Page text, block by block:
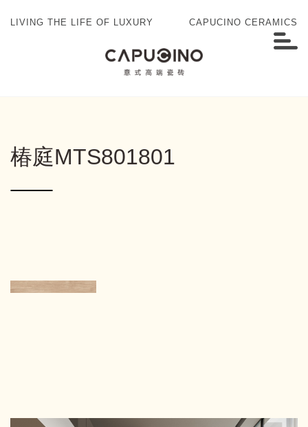
LIVING THE LIFE OF LUXURY CAPUCINO CERAMICS
椿庭MTS801801